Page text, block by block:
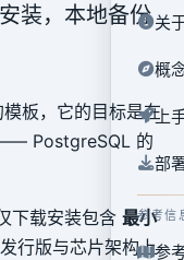
关
概
上
部
参考信
参
装，本地备份
板，它的目标是在
PostgreSQL 的
下载安装包含最小
行版与芯片架构上